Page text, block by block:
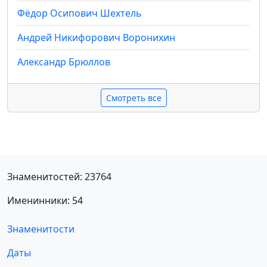
Фёдор Осипович Шехтель
Андрей Никифорович Воронихин
Александр Брюллов
Смотреть все
Знаменитостей: 23764
Именинники: 54
Знаменитости
Даты